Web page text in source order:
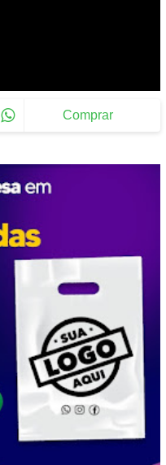
Comprar